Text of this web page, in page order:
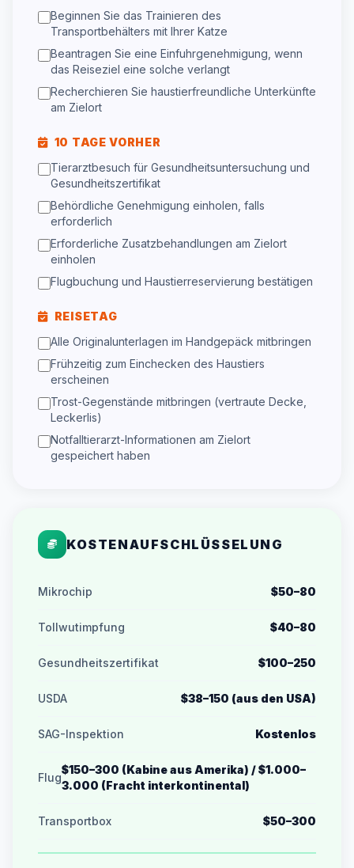
Beginnen Sie das Trainieren des
Transportbehälters mit Ihrer Katze
Beantragen Sie eine Einfuhrgenehmigung, wenn
das Reiseziel eine solche verlangt
Recherchieren Sie haustierfreundliche Unterkünfte
am Zielort
10 TAGE VORHER
Tierarztbesuch für Gesundheitsuntersuchung und
Gesundheitszertifikat
Behördliche Genehmigung einholen, falls
erforderlich
Erforderliche Zusatzbehandlungen am Zielort
einholen
Flugbuchung und Haustierreservierung bestätigen
REISETAG
Alle Originalunterlagen im Handgepäck mitbringen
Frühzeitig zum Einchecken des Haustiers
erscheinen
Trost-Gegenstände mitbringen (vertraute Decke,
Leckerlis)
Notfalltierarzt-Informationen am Zielort
gespeichert haben
KOSTENAUFSCHLÜSSELUNG
Mikrochip $50–80
Tollwutimpfung $40–80
Gesundheitszertifikat $100–250
USDA $38–150 (aus den USA)
SAG-Inspektion Kostenlos
Flug
$150–300 (Kabine aus Amerika) / $1.000–
3.000 (Fracht interkontinental)
Transportbox $50–300